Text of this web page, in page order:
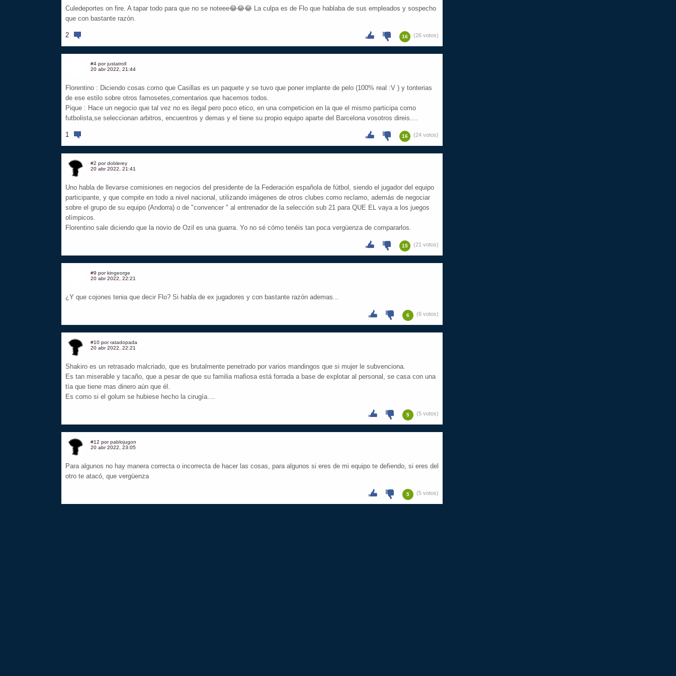
Culedeportes on fire. A tapar todo para que no se noteee😂😂😂 La culpa es de Flo que hablaba de sus empleados y sospecho
que con bastante razón.
2 16 (26 votos)
#4 porjustatroll
20 abr 2022, 21:44
Florentino : Diciendo cosas como que Casillas es un paquete y se tuvo que poner implante de pelo (100% real :V ) y tonterias
de ese estilo sobre otros famosetes,comentarios que hacemos todos.
Pique : Hace un negocio que tal vez no es ilegal pero poco etico, en una competicion en la que el mismo participa como
futbolista,se seleccionan arbitros, encuentros y demas y el tiene su propio equipo aparte del Barcelona vosotros direis....
1 16 (24 votos)
#2 pordoblerey
20 abr 2022, 21:41
Uno habla de llevarse comisiones en negocios del presidente de la Federación española de fútbol, siendo el jugador del equipo
participante, y que compite en todo a nivel nacional, utilizando imágenes de otros clubes como reclamo, además de negociar
sobre el grupo de su equipo (Andorra) o de "convencer " al entrenador de la selección sub 21 para QUE EL vaya a los juegos
olímpicos.
Florentino sale diciendo que la novio de Ozil es una guarra. Yo no sé cómo tenéis tan poca vergüenza de compararlos.
15 (21 votos)
#9 porkingeorge
20 abr 2022, 22:21
¿Y que cojones tenia que decir Flo? Si habla de ex jugadores y con bastante razón ademas...
6 (6 votos)
#10 porratadopada
20 abr 2022, 22:21
Shakiro es un retrasado malcriado, que es brutalmente penetrado por varios mandingos que si mujer le subvenciona.
Es tan miserable y tacaño, que a pesar de que su familia mafiosa está forrada a base de explotar al personal, se casa con una
tía que tiene mas dinero aún que él.
Es como si el golum se hubiese hecho la cirugía....
5 (5 votos)
#12 porpablojugon
20 abr 2022, 23:05
Para algunos no hay manera correcta o incorrecta de hacer las cosas, para algunos si eres de mi equipo te defiendo, si eres del
otro te atacó, que vergüenza
5 (5 votos)